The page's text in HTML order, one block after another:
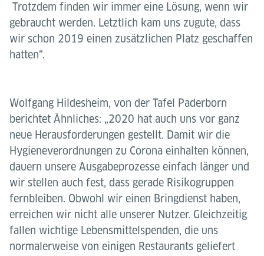
Trotzdem finden wir immer eine Lösung, wenn wir
gebraucht werden. Letztlich kam uns zugute, dass
wir schon 2019 einen zusätzlichen Platz geschaffen
hatten“.
Wolfgang Hildesheim, von der Tafel Paderborn
berichtet Ähnliches: „2020 hat auch uns vor ganz
neue Herausforderungen gestellt. Damit wir die
Hygieneverordnungen zu Corona einhalten können,
dauern unsere Ausgabeprozesse einfach länger und
wir stellen auch fest, dass gerade Risikogruppen
fernbleiben. Obwohl wir einen Bringdienst haben,
erreichen wir nicht alle unserer Nutzer. Gleichzeitig
fallen wichtige Lebensmittelspenden, die uns
normalerweise von einigen Restaurants geliefert